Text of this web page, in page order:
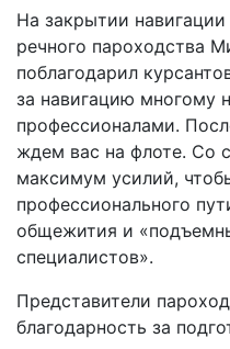
На закрытии
речного пароходства
поблагодарил
за навигацию многому
профессионалами.
ждем вас на флоте. Со
максимум усилий,
профессионального
общежития и
специалистов».
Представители
благодарность за